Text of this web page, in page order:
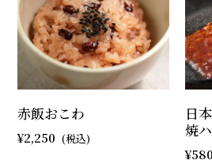
赤飯おこわ
2,250
日
焼
580